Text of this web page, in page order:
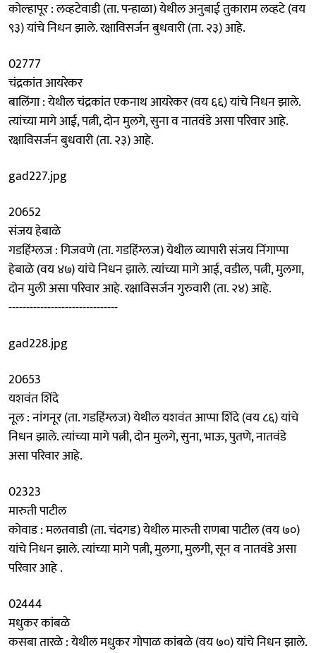
कोल्हापूर : लव्हटेवाडी (ता. पन्हाळा) येथील अनुबाई तुकाराम लव्हटे (वय
९३) यांचे निधन झाले. रक्षाविसर्जन बुधवारी (ता. २३) आहे.
02777
चंद्रकांत आयरेकर
बालिंगा : येथील चंद्रकांत एकनाथ आयरेकर (वय ६६) यांचे निधन झाले.
त्यांच्या मागे आई, पत्नी, दोन मुलगे, सुना व नातवंडे असा परिवार आहे.
रक्षाविसर्जन बुधवारी (ता. २३) आहे.
gad227.jpg
20652
संजय हेबाळे
गडहिंग्लज : गिजवणे (ता. गडहिंग्लज) येथील व्यापारी संजय निंगाप्पा
हेबाळे (वय ४७) यांचे निधन झाले. त्यांच्या मागे आई, वडील, पत्नी, मुलगा,
दोन मुली असा परिवार आहे. रक्षाविसर्जन गुरुवारी (ता. २४) आहे.
-------------------------------
gad228.jpg
20653
यशवंत शिंदे
नूल : नांगनूर (ता. गडहिंग्लज) येथील यशवंत आप्पा शिंदे (वय ८६) यांचे
निधन झाले. त्यांच्या मागे पत्नी, दोन मुलगे, सुना, भाऊ, पुतणे, नातवंडे
असा परिवार आहे.
02323
मारुती पाटील
कोवाड : मलतवाडी (ता. चंदगड) येथील मारुती राणबा पाटील (वय ७०)
यांचे निधन झाले. त्यांच्या मागे पत्नी, मुलगा, मुलगी, सून व नातवंडे असा
परिवार आहे .
02444
मधुकर कांबळे
कसबा तारळे : येथील मधुकर गोपाळ कांबळे (वय ७०) यांचे निधन झाले.